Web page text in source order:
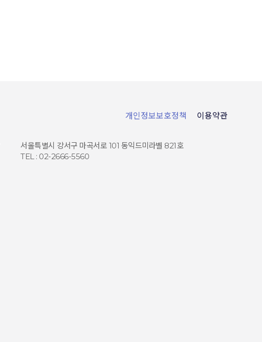
개인정보보호정책 이용약관
서울특별시 강서구 마곡서로 101 동익드미라벨 821호
TEL : 02-2666-5560